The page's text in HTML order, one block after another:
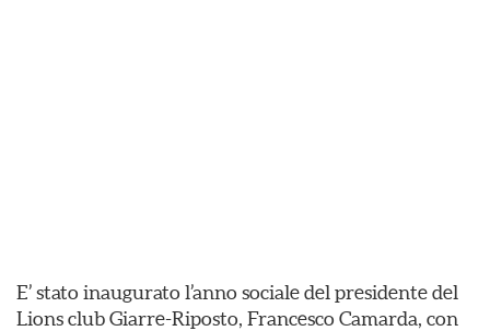
E’ stato inaugurato l’anno sociale del presidente del
Lions club Giarre-Riposto, Francesco Camarda, con